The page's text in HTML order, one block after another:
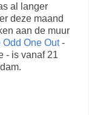
al langer
deze maand
aan de muur
Odd One Out-
- is vanaf 21